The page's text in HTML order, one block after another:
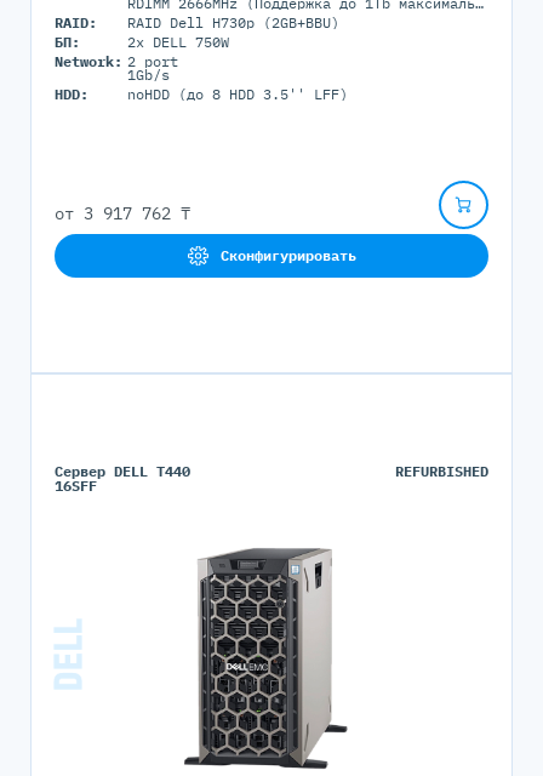
RAID:
RAID Dell H730p (2GB+BBU)
БП:
2x DELL 750W
Network: 2 port
1Gb/s
HDD:
noHDD (до 8 HDD 3.5'' LFF)
от 3 917 762 ₸
Сконфигурировать
Сервер DELL T440
16SFF
REFURBISHED